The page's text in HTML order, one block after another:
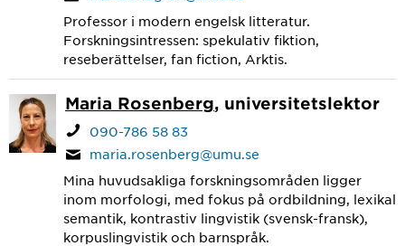
Professor i modern engelsk litteratur.
Forskningsintressen: spekulativ fiktion,
reseberättelser, fan fiction, Arktis.
Maria Rosenberg, universitetslektor
090-786 58 83
maria.rosenberg@umu.se
Mina huvudsakliga forskningsområden ligger
inom morfologi, med fokus på ordbildning, lexikal
semantik, kontrastiv lingvistik (svensk-fransk),
korpuslingvistik och barnspråk.